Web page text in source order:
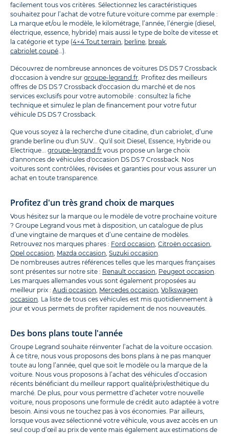
facilement tous vos critères. Sélectionnez les caractéristiques
souhaitez pour l’achat de votre future voiture comme par exemple :
La marque et/ou le modèle, le kilométrage, l’année, l’énergie (diesel,
électrique, essence, hybride) mais aussi le type de boîte de vitesse et
la catégorie et type (4×4 Tout terrain berline break
cabriolet coupé …).
Découvrez de nombreuse annonces de voitures DS DS 7 Crossback
d'occasion à vendre sur groupe-legrand.fr . Profitez des meilleurs
offres de DS DS 7 Crossback d'occasion du marché et de nos
services exclusifs pour votre automobile : consultez la fiche
technique et simulez le plan de financement pour votre futur
véhicule DS DS 7 Crossback.
Que vous soyez à la recherche d'une citadine, d'un cabriolet, d’une
grande berline ou d'un SUV... Qu'il soit Diesel, Essence, Hybride ou
Electrique... groupe-legrand.fr vous propose un large choix
d'annonces de véhicules d'occasion DS DS 7 Crossback. Nos
voitures sont contrôlées, révisées et garanties pour vous assurer un
achat en toute transparence.
Profitez d'un très grand choix de marques
Vous hésitez sur la marque ou le modèle de votre prochaine voiture
? Groupe Legrand vous met à disposition, un catalogue de plus
d’une vingtaine de marques et d’une centaine de modèles.
Retrouvez nos marques phares : Ford occasion Citroën occasion
Opel occasion Mazda occasion Suzuki occasion
De nombreuses autres références telles que les marques françaises
sont présentes sur notre site : Renault occasion Peugeot occasion
Les marques allemandes vous sont également proposées au
meilleur prix : Audi occasion Mercedes occasion Volkswagen
occasion . La liste de tous ces véhicules est mis quotidiennement à
jour et vous permets de profiter rapidement de nos nouveautés.
Des bons plans toute l'année
Groupe Legrand souhaite réinventer l’achat de la voiture occasion.
À ce titre, nous vous proposons des bons plans à ne pas manquer
toute au long l’année, quel que soit le modèle ou la marque de la
voiture. Nous vous proposons à l’achat des véhicules d’occasion
récents bénéficiant du meilleur rapport qualité/prix/esthétique du
marché. De plus, pour vous permettre d’acheter votre nouvelle
voiture, nous proposons une formule de crédit auto adaptée à votre
besoin. Ainsi vous ne touchez pas à vos économies. Par ailleurs,
lorsque vous avez sélectionné votre véhicule, vous avez accès en un
seul coup d’œil au prix de vente mais également aux estimations de